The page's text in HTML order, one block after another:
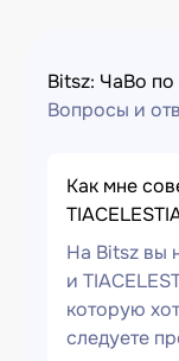
Bitsz: ЧаВо по
Вопросы и
Как мне
На Bitsz вы
и
которую
следуете